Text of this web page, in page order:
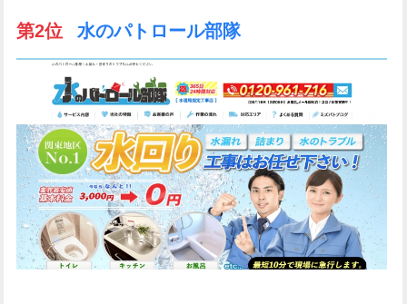
第2位 水のパトロール部隊